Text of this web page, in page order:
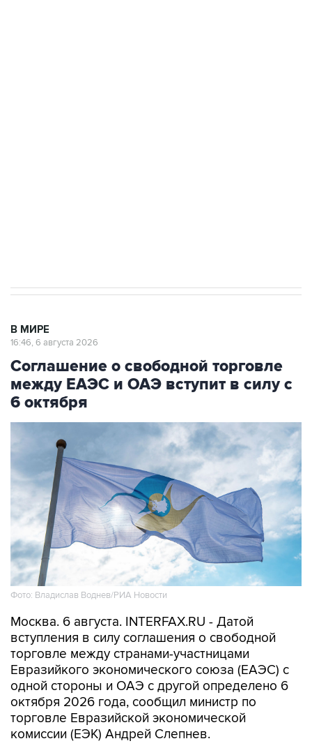
В МИРЕ
16:46, 6 августа 2026
Соглашение о свободной торговле
между ЕАЭС и ОАЭ вступит в силу с
6 октября
Фото: Владислав Воднев/РИА Новости
Москва. 6 августа. INTERFAX.RU - Датой
вступления в силу соглашения о свободной
торговле между странами-участницами
Евразийкого экономического союза (ЕАЭС) с
одной стороны и ОАЭ с другой определено 6
октября 2026 года, сообщил министр по
торговле Евразийской экономической
комиссии (ЕЭК) Андрей Слепнев.